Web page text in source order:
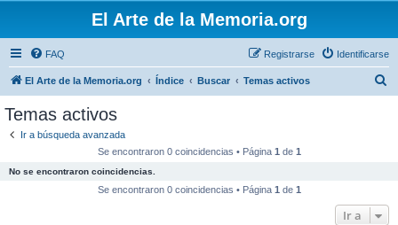
El Arte de la Memoria.org
FAQ Identificarse
Registrarse
El Arte de la Memoria.org Índice Buscar Temas activos
Temas activos
Ir a búsqueda avanzada
Se encontraron 0 coincidencias • Página 1 de 1
No se encontraron coincidencias.
Se encontraron 0 coincidencias • Página 1 de 1
Ir a